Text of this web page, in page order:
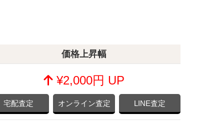
価格上昇幅
¥2,000円 UP
宅配査定 オンライン査定 LINE査定